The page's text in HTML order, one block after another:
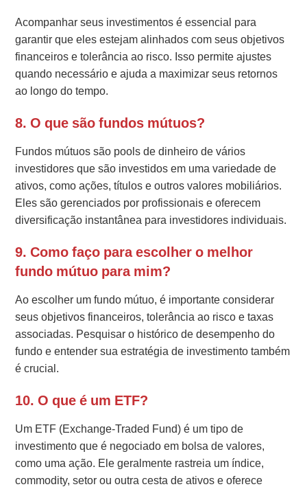
Acompanhar seus investimentos é essencial para
garantir que eles estejam alinhados com seus objetivos
financeiros e tolerância ao risco. Isso permite ajustes
quando necessário e ajuda a maximizar seus retornos
ao longo do tempo.
8. O que são fundos mútuos?
Fundos mútuos são pools de dinheiro de vários
investidores que são investidos em uma variedade de
ativos, como ações, títulos e outros valores mobiliários.
Eles são gerenciados por profissionais e oferecem
diversificação instantânea para investidores individuais.
9. Como faço para escolher o melhor
fundo mútuo para mim?
Ao escolher um fundo mútuo, é importante considerar
seus objetivos financeiros, tolerância ao risco e taxas
associadas. Pesquisar o histórico de desempenho do
fundo e entender sua estratégia de investimento também
é crucial.
10. O que é um ETF?
Um ETF (Exchange-Traded Fund) é um tipo de
investimento que é negociado em bolsa de valores,
como uma ação. Ele geralmente rastreia um índice,
commodity, setor ou outra cesta de ativos e oferece